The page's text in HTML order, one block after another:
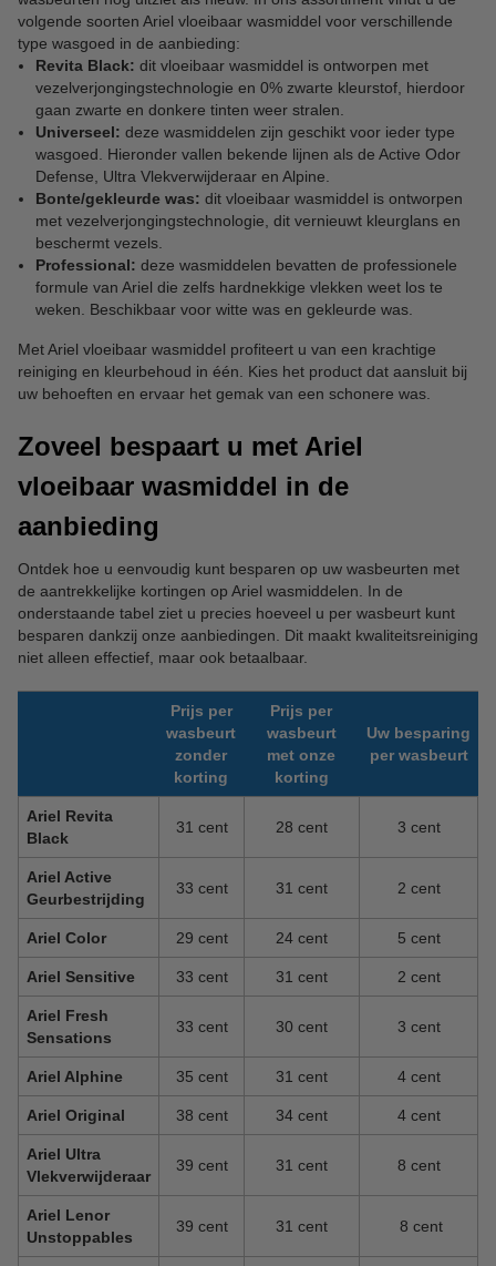
volgende soorten Ariel vloeibaar wasmiddel voor verschillende
type wasgoed in de aanbieding:
Revita Black: dit vloeibaar wasmiddel is ontworpen met
vezelverjongingstechnologie en 0% zwarte kleurstof, hierdoor
gaan zwarte en donkere tinten weer stralen.
Universeel: deze wasmiddelen zijn geschikt voor ieder type
wasgoed. Hieronder vallen bekende lijnen als de Active Odor
Defense, Ultra Vlekverwijderaar en Alpine.
Bonte/gekleurde was: dit vloeibaar wasmiddel is ontworpen
met vezelverjongingstechnologie, dit vernieuwt kleurglans en
beschermt vezels.
Professional: deze wasmiddelen bevatten de professionele
formule van Ariel die zelfs hardnekkige vlekken weet los te
weken. Beschikbaar voor witte was en gekleurde was.
Met Ariel vloeibaar wasmiddel profiteert u van een krachtige
reiniging en kleurbehoud in één. Kies het product dat aansluit bij
uw behoeften en ervaar het gemak van een schonere was.
Zoveel bespaart u met Ariel
vloeibaar wasmiddel in de
aanbieding
Ontdek hoe u eenvoudig kunt besparen op uw wasbeurten met
de aantrekkelijke kortingen op Ariel wasmiddelen. In de
onderstaande tabel ziet u precies hoeveel u per wasbeurt kunt
besparen dankzij onze aanbiedingen. Dit maakt kwaliteitsreiniging
niet alleen effectief, maar ook betaalbaar.
Prijs per
wasbeurt
zonder
korting
Prijs per
wasbeurt
met onze
korting
Uw besparing
per wasbeurt
Ariel Revita
Black
31 cent 28 cent 3 cent
Ariel Active
Geurbestrijding
33 cent 31 cent 2 cent
Ariel Color 29 cent 24 cent 5 cent
Ariel Sensitive 33 cent 31 cent 2 cent
Ariel Fresh
Sensations
33 cent 30 cent 3 cent
Ariel Alphine 35 cent 31 cent 4 cent
Ariel Original 38 cent 34 cent 4 cent
Ariel Ultra
Vlekverwijderaar
39 cent 31 cent 8 cent
Ariel Lenor
Unstoppables
39 cent 31 cent 8 cent